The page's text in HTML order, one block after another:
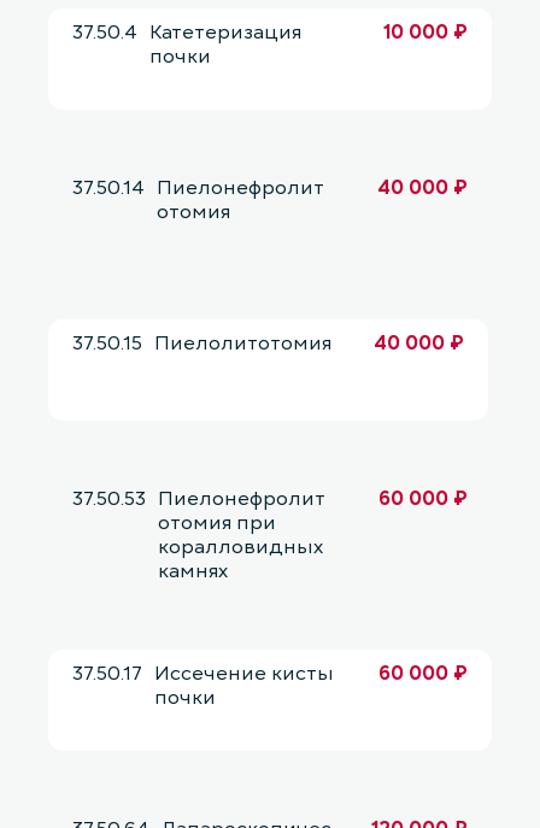
37.50.4 Катетеризация
почки
10 000 ₽
37.50.14 Пиелонефролит
отомия
40 000 ₽
37.50.15 Пиелолитотомия 40 000 ₽
37.50.53 Пиелонефролит
отомия при
коралловидных
камнях
60 000 ₽
37.50.17 Иссечение кисты
почки
60 000 ₽